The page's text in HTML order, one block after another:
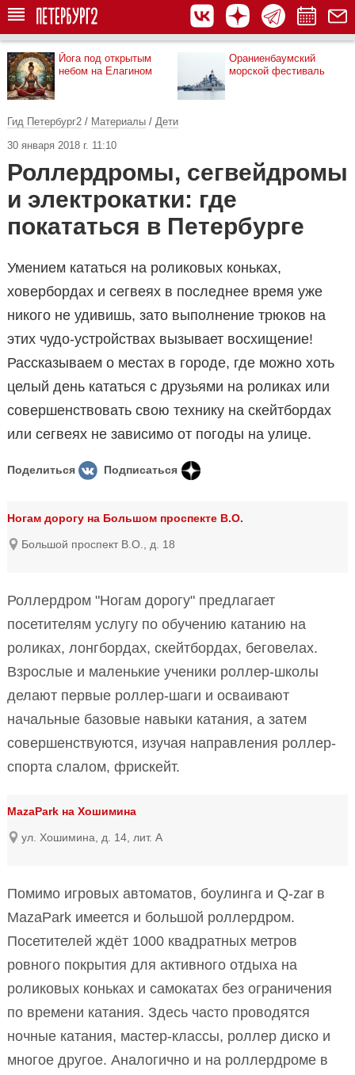
Йога под открытым
небом на Елагином
Ораниенбаумский
морской фестиваль
Гид Петербург2 / Материалы / Дети
30 января 2018 г. 11:10
Роллердромы, сегвейдромы
и электрокатки: где
покататься в Петербурге
Умением кататься на роликовых коньках,
ховербордах и сегвеях в последнее время уже
никого не удивишь, зато выполнение трюков на
этих чудо-устройствах вызывает восхищение!
Рассказываем о местах в городе, где можно хоть
целый день кататься с друзьями на роликах или
совершенствовать свою технику на скейтбордах
или сегвеях не зависимо от погоды на улице.
Поделиться Подписаться
Ногам дорогу на Большом проспекте В.О.
Большой проспект В.О., д. 18
Роллердром "Ногам дорогу" предлагает
посетителям услугу по обучению катанию на
роликах, лонгбордах, скейтбордах, беговелах.
Взрослые и маленькие ученики роллер-школы
делают первые роллер-шаги и осваивают
начальные базовые навыки катания, а затем
совершенствуются, изучая направления роллер-
спорта слалом, фрискейт.
MazaPark на Хошимина
ул. Хошимина, д. 14, лит. А
Помимо игровых автоматов, боулинга и Q-zar в
MazaPark имеется и большой роллердром.
Посетителей ждёт 1000 квадратных метров
ровного покрытия для активного отдыха на
роликовых коньках и самокатах без ограничения
по времени катания. Здесь часто проводятся
ночные катания, мастер-классы, роллер диско и
многое другое. Аналогично и на роллердроме в